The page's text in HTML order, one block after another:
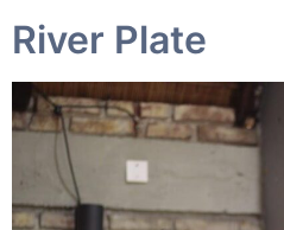
River Plate